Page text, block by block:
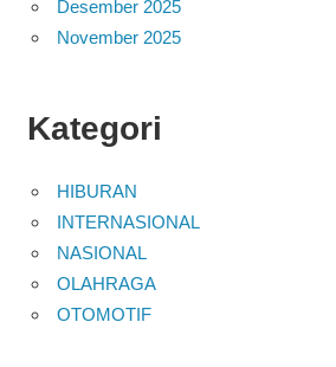
Desember 2025
November 2025
Kategori
HIBURAN
INTERNASIONAL
NASIONAL
OLAHRAGA
OTOMOTIF